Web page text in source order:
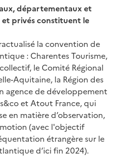
départementaux et
privés constituent le
la convention de
: Charentes Tourisme,
le Comité Régional
Aquitaine, la Région des
agence de développement
et Atout France, qui
en matière d’observation,
(avec l'objectif
étrangère sur le
d’ici fin 2024).